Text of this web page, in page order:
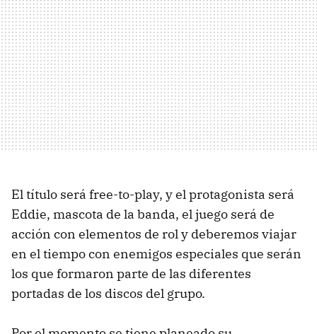
El título será free-to-play, y el protagonista será
Eddie, mascota de la banda, el juego será de
acción con elementos de rol y deberemos viajar
en el tiempo con enemigos especiales que serán
los que formaron parte de las diferentes
portadas de los discos del grupo.